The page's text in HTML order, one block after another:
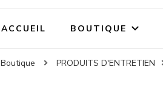
ACCUEIL BOUTIQUE
Boutique PRODUITS D'ENTRETIEN